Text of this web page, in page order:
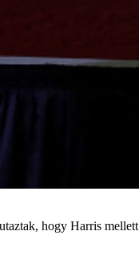
hogy Harris